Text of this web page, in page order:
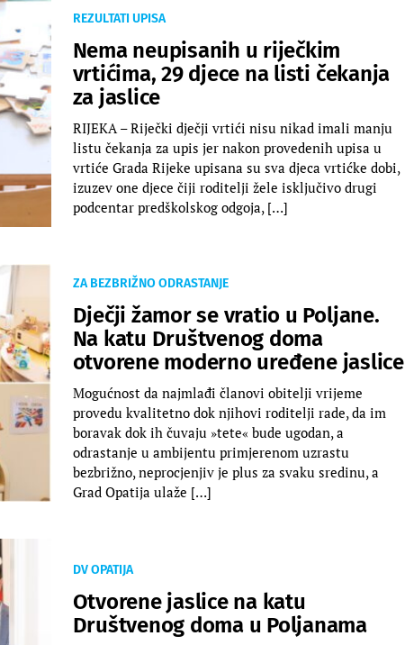
REZULTATI UPISA
Nema neupisanih u riječkim
vrtićima, 29 djece na listi čekanja
za jaslice
RIJEKA – Riječki dječji vrtići nisu nikad imali manju
listu čekanja za upis jer nakon provedenih upisa u
vrtiće Grada Rijeke upisana su sva djeca vrtićke dobi,
izuzev one djece čiji roditelji žele isključivo drugi
podcentar predškolskog odgoja, […]
ZA BEZBRIŽNO ODRASTANJE
Dječji žamor se vratio u Poljane.
Na katu Društvenog doma
otvorene moderno uređene jaslice
Mogućnost da najmlađi članovi obitelji vrijeme
provedu kvalitetno dok njihovi roditelji rade, da im
boravak dok ih čuvaju »tete« bude ugodan, a
odrastanje u ambijentu primjerenom uzrastu
bezbrižno, neprocjenjiv je plus za svaku sredinu, a
Grad Opatija ulaže […]
DV OPATIJA
Otvorene jaslice na katu
Društvenog doma u Poljanama